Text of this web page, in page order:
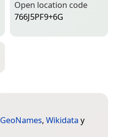
Open location code
766J5PF9+6G
GeoNames, Wikidata y